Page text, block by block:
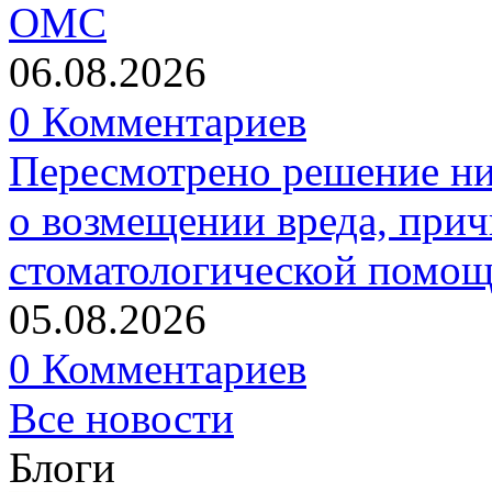
ОМС
06.08.2026
0 Комментариев
Пересмотрено решение
о возмещении вреда,
стоматологической
05.08.2026
0 Комментариев
Все новости
Блоги